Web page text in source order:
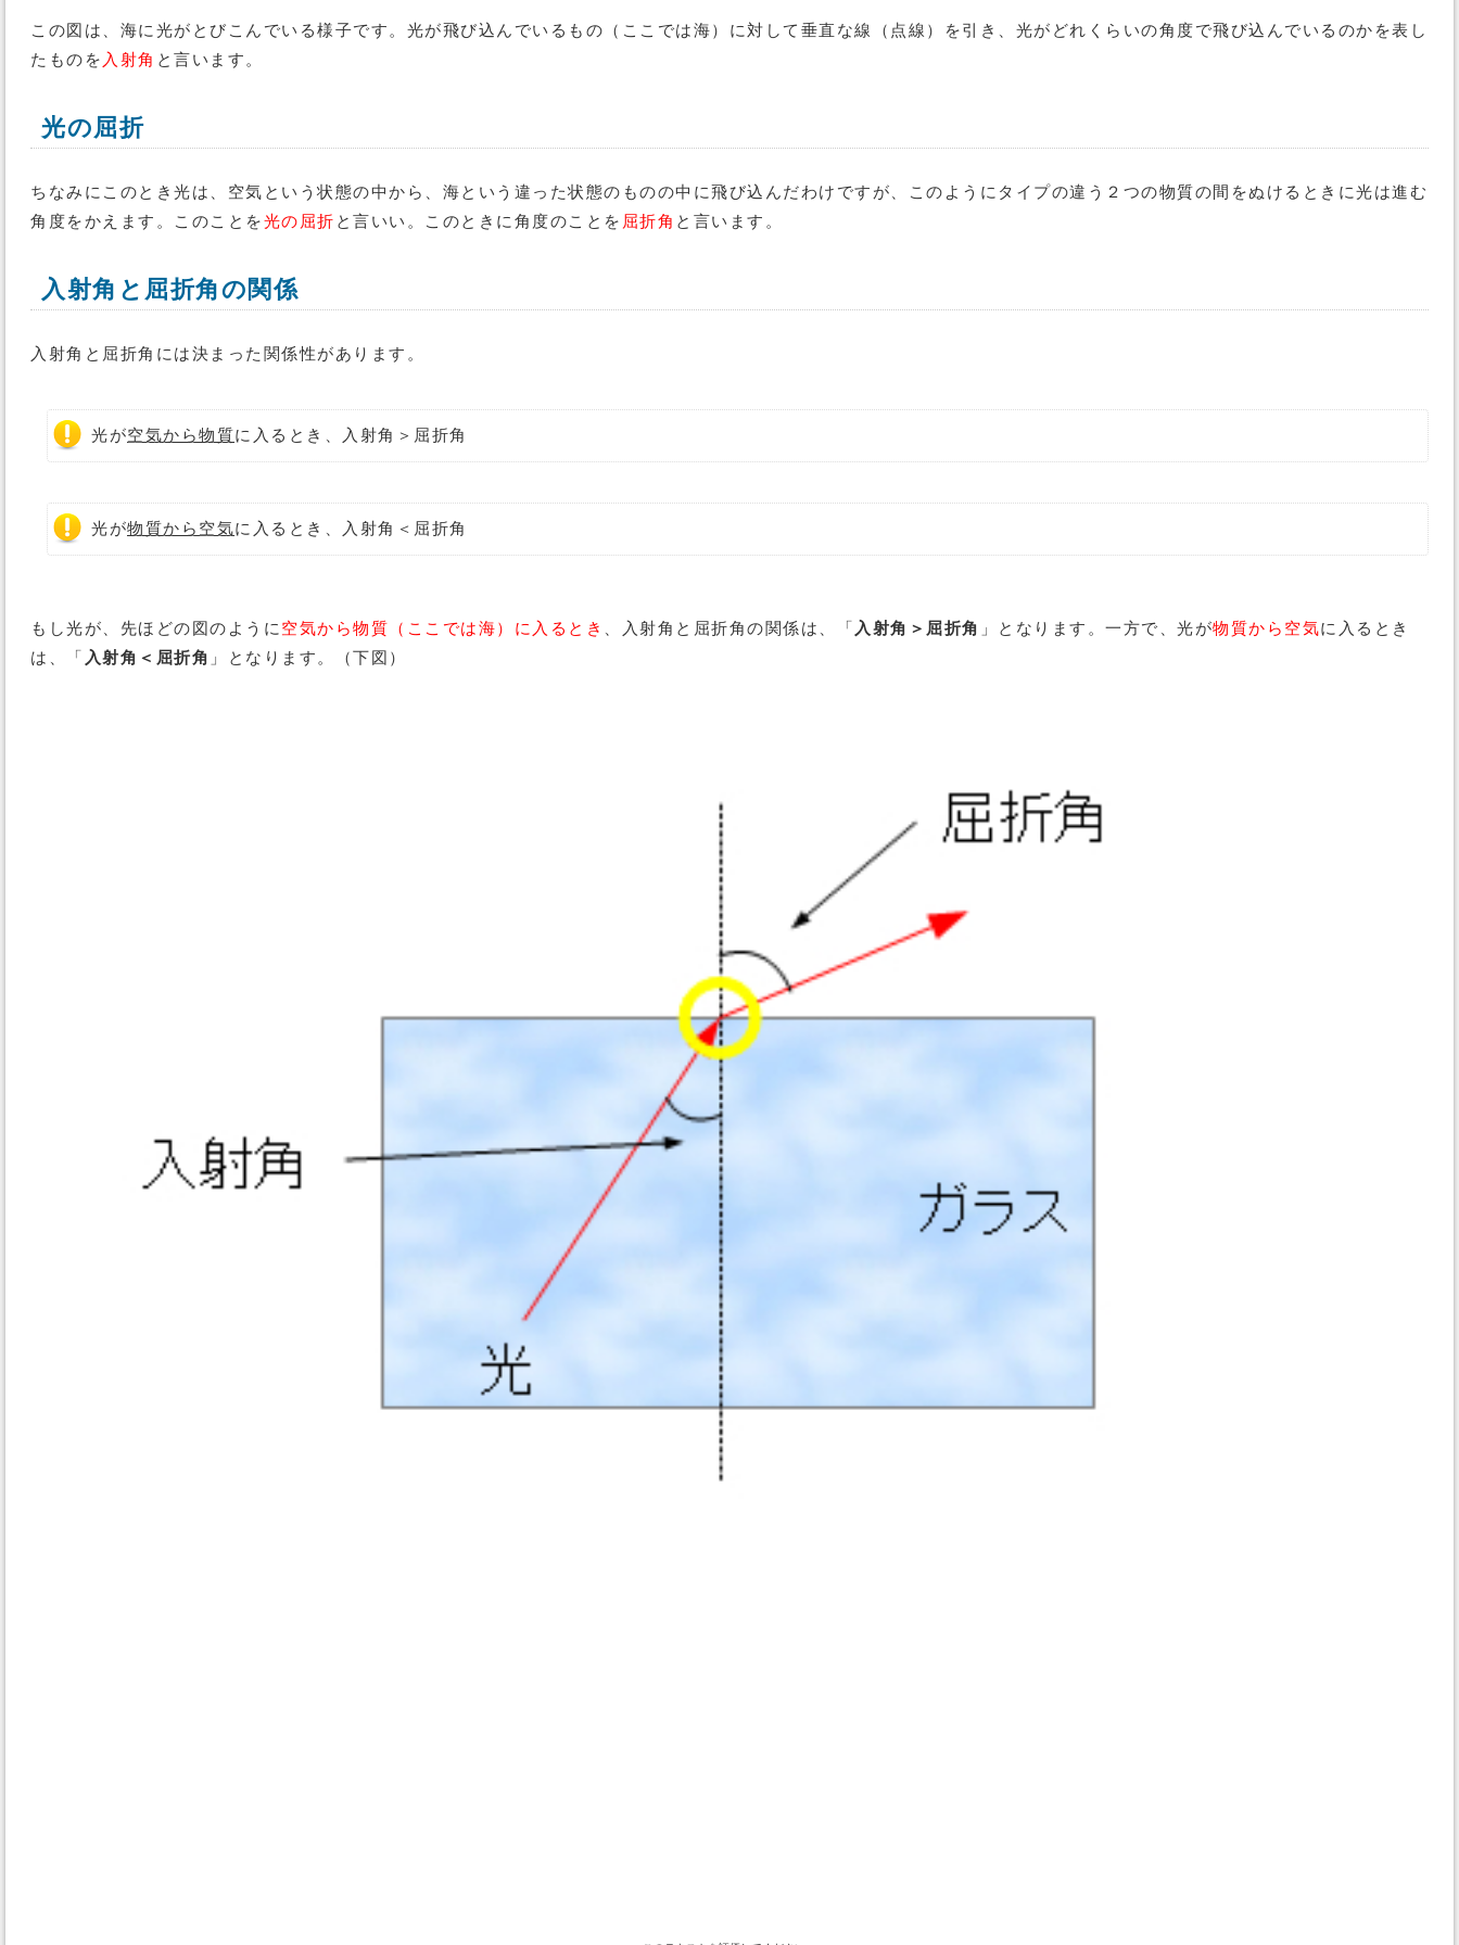
この図は、海に光がとびこんでいる様子です。光が飛び込んでいるもの（ここでは海）に対して垂直な線（点線）を引き、光がどれくらいの角度で飛び込んでいるのかを表し
たものを 入射角 と言います。
光の屈折
ちなみにこのとき光は、空気という状態の中から、海という違った状態のものの中に飛び込んだわけですが、このようにタイプの違う２つの物質の間をぬけるときに光は進む
角度をかえます。このことを光の屈折 と言いい。このときに角度のことを 屈折角 と言います。
入射角と屈折角の関係
入射角と屈折角には決まった関係性があります。
光が空気から物質に入るとき、入射角＞屈折角
光が物質から空気に入るとき、入射角＜屈折角
もし光が、先ほどの図のように 空気から物質（ここでは海）に入るとき 、入射角と屈折角の関係は、「 入射角＞屈折角 」となります。一方で、光が物質から空気に入るとき
は、「 入射角＜屈折角 」となります。（下図）